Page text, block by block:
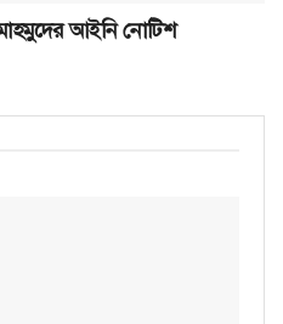
আইনি নোটিশ